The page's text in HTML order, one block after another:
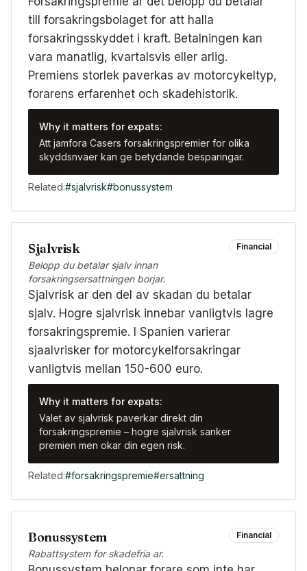
till forsakringsbolaget for att halla
forsakringsskyddet i kraft. Betalningen kan
vara manatlig, kvartalsvis eller arlig.
Premiens storlek paverkas av motorcykeltyp,
forarens erfarenhet och skadehistorik.
Why it matters for expats:
Att jamfora Casers forsakringspremier for olika
skyddsnvaer kan ge betydande besparingar.
Related:#sjalvrisk#bonussystem
Sjalvrisk
Belopp du betalar sjalv innan
forsakringsersattningen borjar.
Financial
Sjalvrisk ar den del av skadan du betalar
sjalv. Hogre sjalvrisk innebar vanligtvis lagre
forsakringspremie. I Spanien varierar
sjaalvrisker for motorcykelforsakringar
vanligtvis mellan 150-600 euro.
Why it matters for expats:
Valet av sjalvrisk paverkar direkt din
forsakringspremie – hogre sjalvrisk sanker
premien men okar din egen risk.
Related:#forsakringspremie#ersattning
Bonussystem
Rabattsystem for skadefria ar.
Financial